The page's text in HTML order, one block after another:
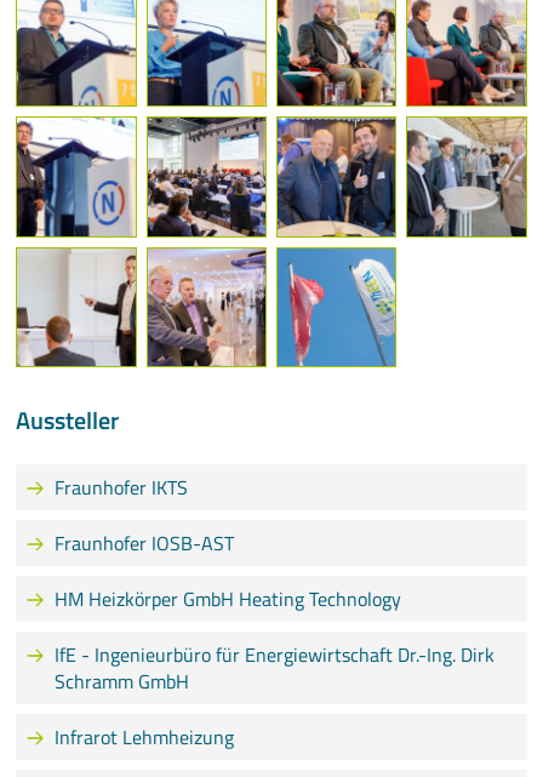
Aussteller
Fraunhofer IKTS
Fraunhofer IOSB-AST
HM Heizkörper GmbH Heating Technology
IfE - Ingenieurbüro für Energiewirtschaft Dr.-Ing. Dirk
Schramm GmbH
Infrarot Lehmheizung